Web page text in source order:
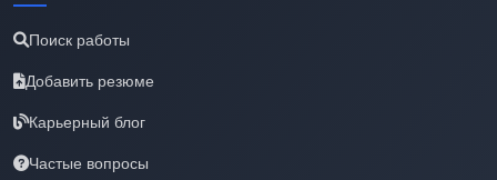
Поиск работы
Добавить резюме
Карьерный блог
Частые вопросы